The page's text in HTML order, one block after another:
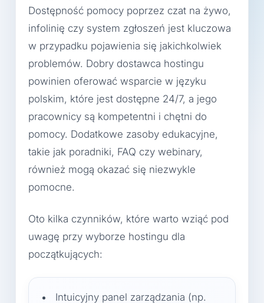
Dostępność pomocy poprzez czat na żywo,
infolinię czy system zgłoszeń jest kluczowa
w przypadku pojawienia się jakichkolwiek
problemów. Dobry dostawca hostingu
powinien oferować wsparcie w języku
polskim, które jest dostępne 24/7, a jego
pracownicy są kompetentni i chętni do
pomocy. Dodatkowe zasoby edukacyjne,
takie jak poradniki, FAQ czy webinary,
również mogą okazać się niezwykle
pomocne.
Oto kilka czynników, które warto wziąć pod
uwagę przy wyborze hostingu dla
początkujących:
Intuicyjny panel zarządzania (np.